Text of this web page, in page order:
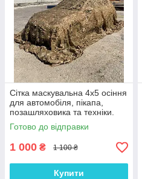
Сітка маскувальна 4х5 осіння
для автомобіля, пікапа,
позашляховика та техніки.
Колір "Осінь №3"
Готово до відправки
1 000 ₴ 1 100 ₴
Купити